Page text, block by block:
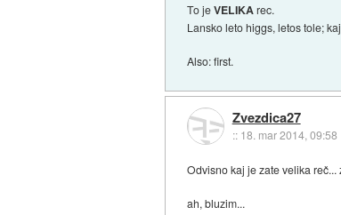
To jeVELIKArec.
Lansko leto higgs, letos tole;
Also: first.
Zvezdica27
:: 18. mar 2014, 09:58
Odvisno kaj je zate velika
ah, bluzim...